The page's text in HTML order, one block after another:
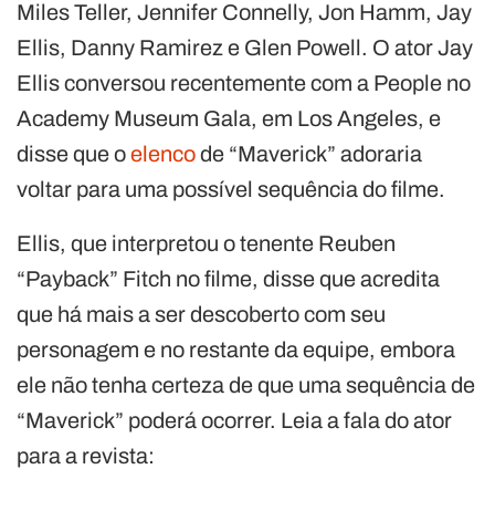
Miles Teller, Jennifer Connelly, Jon Hamm, Jay
Ellis, Danny Ramirez e Glen Powell. O ator Jay
Ellis conversou recentemente com a People no
Academy Museum Gala, em Los Angeles, e
disse que oelencode “Maverick” adoraria
voltar para uma possível sequência do filme.
Ellis, que interpretou o tenente Reuben
“Payback” Fitch no filme, disse que acredita
que há mais a ser descoberto com seu
personagem e no restante da equipe, embora
ele não tenha certeza de que uma sequência de
“Maverick” poderá ocorrer. Leia a fala do ator
para a revista: